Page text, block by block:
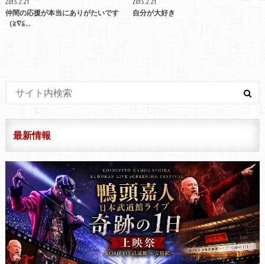
2015.2.21
仲間の応援が本当にありがたいです
（≧∇≦...
2015.2.21
自分が大好き
最新情報